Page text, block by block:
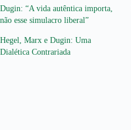
Dugin: “A vida autêntica importa,
não esse simulacro liberal”
Hegel, Marx e Dugin: Uma
Dialética Contrariada